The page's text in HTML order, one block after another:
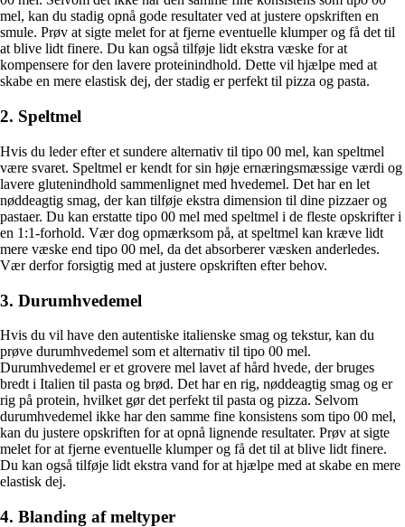
mel, kan du stadig opnå gode resultater ved at justere opskriften en
smule. Prøv at sigte melet for at fjerne eventuelle klumper og få det til
at blive lidt finere. Du kan også tilføje lidt ekstra væske for at
kompensere for den lavere proteinindhold. Dette vil hjælpe med at
skabe en mere elastisk dej, der stadig er perfekt til pizza og pasta.
2. Speltmel
Hvis du leder efter et sundere alternativ til tipo 00 mel, kan speltmel
være svaret. Speltmel er kendt for sin høje ernæringsmæssige værdi og
lavere glutenindhold sammenlignet med hvedemel. Det har en let
nøddeagtig smag, der kan tilføje ekstra dimension til dine pizzaer og
pastaer. Du kan erstatte tipo 00 mel med speltmel i de fleste opskrifter i
en 1:1-forhold. Vær dog opmærksom på, at speltmel kan kræve lidt
mere væske end tipo 00 mel, da det absorberer væsken anderledes.
Vær derfor forsigtig med at justere opskriften efter behov.
3. Durumhvedemel
Hvis du vil have den autentiske italienske smag og tekstur, kan du
prøve durumhvedemel som et alternativ til tipo 00 mel.
Durumhvedemel er et grovere mel lavet af hård hvede, der bruges
bredt i Italien til pasta og brød. Det har en rig, nøddeagtig smag og er
rig på protein, hvilket gør det perfekt til pasta og pizza. Selvom
durumhvedemel ikke har den samme fine konsistens som tipo 00 mel,
kan du justere opskriften for at opnå lignende resultater. Prøv at sigte
melet for at fjerne eventuelle klumper og få det til at blive lidt finere.
Du kan også tilføje lidt ekstra vand for at hjælpe med at skabe en mere
elastisk dej.
4. Blanding af meltyper